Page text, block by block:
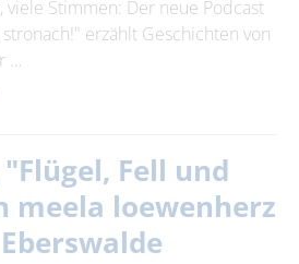
viele Stimmen: Der neue Podcast
erzählt Geschichten von
…
Fell und
meela loewenherz